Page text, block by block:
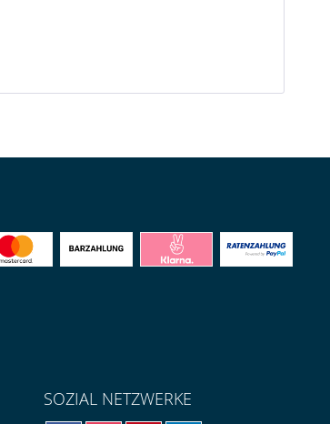
SOZIAL NETZWERKE